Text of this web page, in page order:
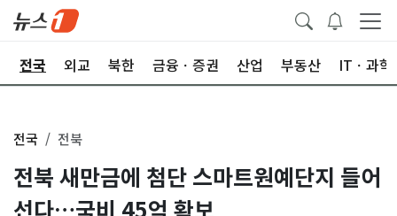
전국 외교 북한 금융ㆍ증권 산업 부동산 ITㆍ과학
전국 전북
전북 새만금에 첨단 스마트원예단지 들어